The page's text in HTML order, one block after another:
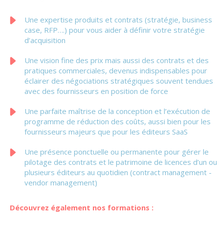
Une expertise produits et contrats (stratégie, business
case, RFP….) pour vous aider à définir votre stratégie
d’acquisition
Une vision fine des prix mais aussi des contrats et des
pratiques commerciales, devenus indispensables pour
éclairer des négociations stratégiques souvent tendues
avec des fournisseurs en position de force
Une parfaite maîtrise de la conception et l’exécution de
programme de réduction des coûts, aussi bien pour les
fournisseurs majeurs que pour les éditeurs SaaS
Une présence ponctuelle ou permanente pour gérer le
pilotage des contrats et le patrimoine de licences d’un ou
plusieurs éditeurs au quotidien (contract management -
vendor management)
Découvrez également nos formations :